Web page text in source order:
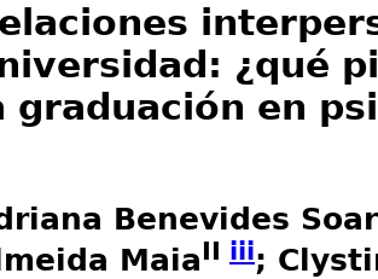
¿qué
graduación en
Benevides
MaiaII iii;